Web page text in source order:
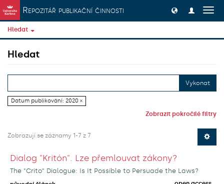
Přeskočit na obsah
Repozitář publikační činnosti
Hledat
Hledat
Vykonat
Datum publikování: 2020 ×
Zobrazit pokročilé filtry
Zobrazují se záznamy 1-7 z 7
Dialog "Kritón". Lze přemlouvat zákony?
The "Crito" Dialogue: Is It Possible to Persuade the Laws?